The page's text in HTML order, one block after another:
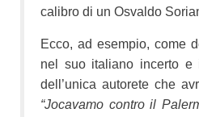
calibro di un Osvaldo
Ecco, ad esempio, come
nel suo italiano incerto e
dell’unica autorete che
“Jocavamo contro il